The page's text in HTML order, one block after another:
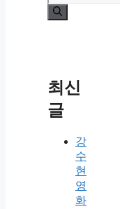
최신
글
강
수
현
영
화